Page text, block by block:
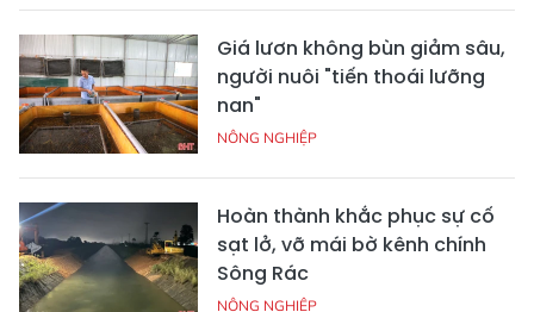
Giá lươn không bùn giảm sâu,
người nuôi "tiến thoái lưỡng
nan"
NÔNG NGHIỆP
Hoàn thành khắc phục sự cố
sạt lở, vỡ mái bờ kênh chính
Sông Rác
NÔNG NGHIỆP